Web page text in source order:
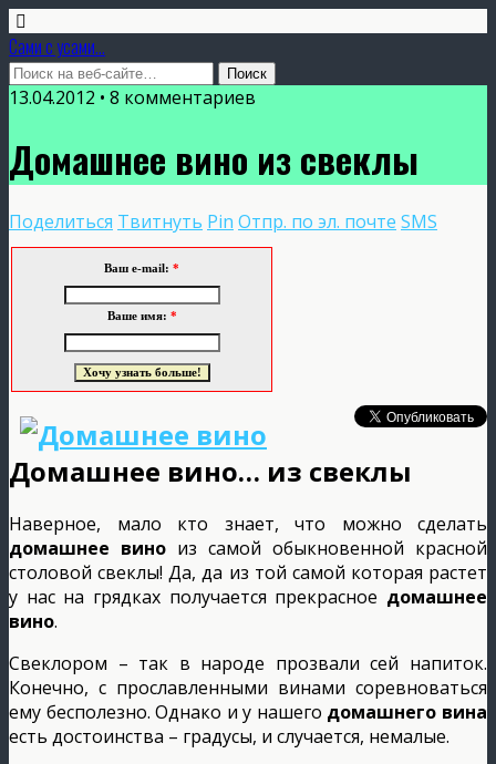
Сами с усами...
13.04.2012 • 8 комментариев
Домашнее вино из свеклы
Поделиться Твитнуть Pin Отпр. по эл. почте SMS
Ваш e-mail: *
Ваше имя: *
Домашнее вино… из свеклы
Наверное, мало кто знает, что можно сделать
домашнее вино из самой обыкновенной красной
столовой свеклы! Да, да из той самой которая растет
у нас на грядках получается прекрасное домашнее
вино.
Свеклором – так в народе прозвали сей напиток.
Конечно, с прославленными винами соревноваться
ему бесполезно. Однако и у нашего домашнего вина
есть достоинства – градусы, и случается, немалые.